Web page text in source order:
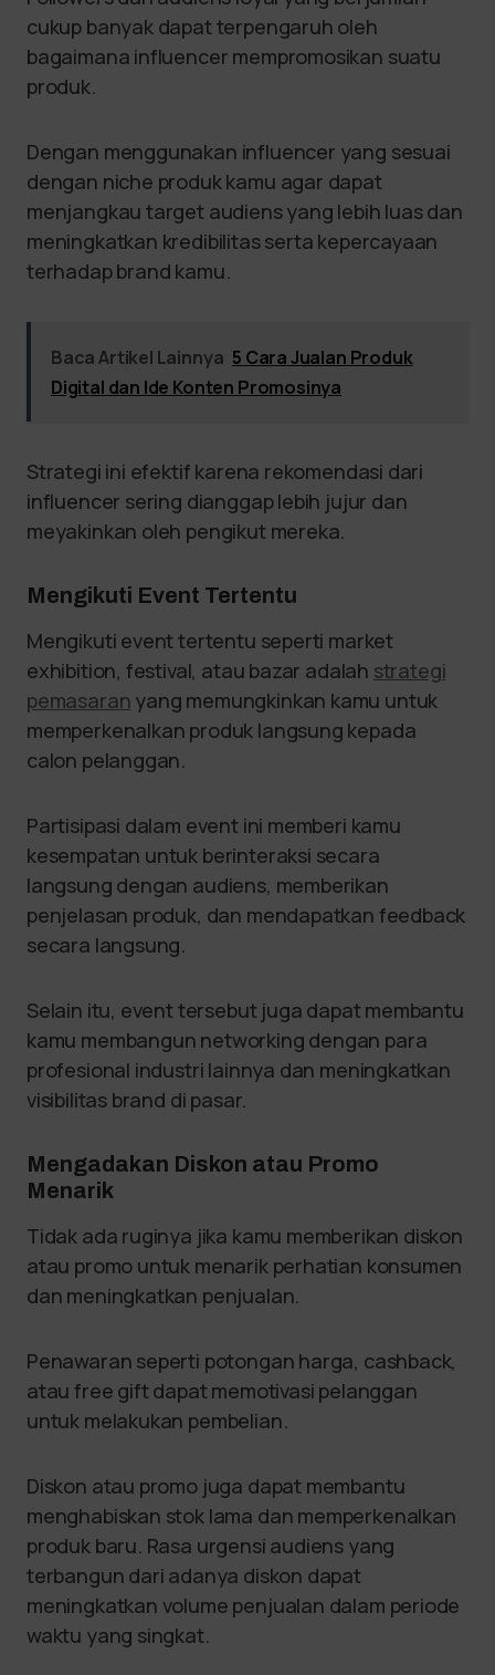
cukup banyak dapat terpengaruh oleh
bagaimana influencer mempromosikan suatu
produk.
Dengan menggunakan influencer yang sesuai
dengan niche produk kamu agar dapat
menjangkau target audiens yang lebih luas dan
meningkatkan kredibilitas serta kepercayaan
terhadap brand kamu.
Baca Artikel Lainnya 5 Cara Jualan Produk
Digital dan Ide Konten Promosinya
Strategi ini efektif karena rekomendasi dari
influencer sering dianggap lebih jujur dan
meyakinkan oleh pengikut mereka.
Mengikuti Event Tertentu
Mengikuti event tertentu seperti market
exhibition, festival, atau bazar adalah strategi
pemasaran yang memungkinkan kamu untuk
memperkenalkan produk langsung kepada
calon pelanggan.
Partisipasi dalam event ini memberi kamu
kesempatan untuk berinteraksi secara
langsung dengan audiens, memberikan
penjelasan produk, dan mendapatkan feedback
secara langsung.
Selain itu, event tersebut juga dapat membantu
kamu membangun networking dengan para
profesional industri lainnya dan meningkatkan
visibilitas brand di pasar.
Mengadakan Diskon atau Promo
Menarik
Tidak ada ruginya jika kamu memberikan diskon
atau promo untuk menarik perhatian konsumen
dan meningkatkan penjualan.
Penawaran seperti potongan harga, cashback,
atau free gift dapat memotivasi pelanggan
untuk melakukan pembelian.
Diskon atau promo juga dapat membantu
menghabiskan stok lama dan memperkenalkan
produk baru. Rasa urgensi audiens yang
terbangun dari adanya diskon dapat
meningkatkan volume penjualan dalam periode
waktu yang singkat.